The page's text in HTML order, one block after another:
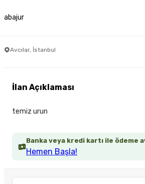
abajur
Avcılar, İstanbul
Banka veya kredi kartı ile ödeme
Hemen Başla!
İlan Açıklaması
temiz urun